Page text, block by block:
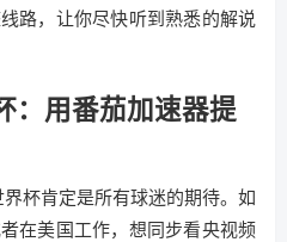
路，让你尽快听到熟悉的解说
：用番茄加速器提
杯肯定是所有球迷的期待。如
在美国工作，想同步看央视频